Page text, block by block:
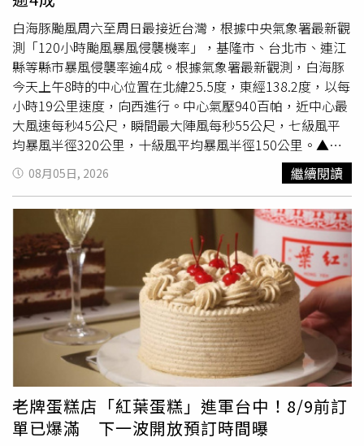
Fi，以降低演習對日常使用造成的影響。
白海豚颱風周六至周日最接近台灣，根據中央氣象署最新觀
測「120小時颱風暴風侵襲機率」，基隆市、台北市、連江
縣等縣市暴風侵襲率逾4成。根據氣象署最新觀測，白海豚
今天上午8時的中心位置在北緯25.5度，東經138.2度，以每
小時19公里速度，向西進行。中心氣壓940百帕，近中心最
大風速每秒45公尺，瞬間最大陣風每秒55公尺，七級風平
均暴風半徑320公里，十級風平均暴風半徑150公里。▲各
縣市白海豚暴風侵襲率。（圖／氣象署提供）根據氣象署針
對主要城市及離島「120小時颱風暴風侵襲機率」，截至上
午8時，基隆市暴風侵襲率為44%、台北市也有40%、連江
縣40%、新北市38%、桃園市36%、宜蘭縣35%、新竹縣
28%。氣象署表示，白海豚未來主要受北方太平洋高壓導
引，持續朝西移動，預計周六、下周日通過台灣北方海面，
最快周五發布海上颱風警報。
08月05日, 2026 繼續閱讀
老牌蛋糕店「紅葉蛋糕」進軍台中！8/9前訂
單已爆滿 下一波開放預訂時間曝